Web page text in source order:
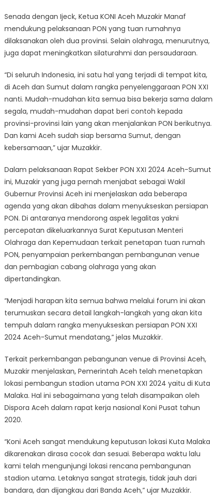
Senada dengan Ijeck, Ketua KONI Aceh Muzakir Manaf
mendukung pelaksanaan PON yang tuan rumahnya
dilaksanakan oleh dua provinsi. Selain olahraga, menurutnya,
juga dapat meningkatkan silaturahmi dan persaudaraan.
“Di seluruh Indonesia, ini satu hal yang terjadi di tempat kita,
di Aceh dan Sumut dalam rangka penyelenggaraan PON XXI
nanti. Mudah-mudahan kita semua bisa bekerja sama dalam
segala, mudah-mudahan dapat beri contoh kepada
provinsi-provinsi lain yang akan menjalankan PON berikutnya.
Dan kami Aceh sudah siap bersama Sumut, dengan
kebersamaan,” ujar Muzakkir.
Dalam pelaksanaan Rapat Sekber PON XXI 2024 Aceh-Sumut
ini, Muzakir yang juga pernah menjabat sebagai Wakil
Gubernur Provinsi Aceh ini menjelaskan ada beberapa
agenda yang akan dibahas dalam menyukseskan persiapan
PON. Di antaranya mendorong aspek legalitas yakni
percepatan dikeluarkannya Surat Keputusan Menteri
Olahraga dan Kepemudaan terkait penetapan tuan rumah
PON, penyampaian perkembangan pembangunan venue
dan pembagian cabang olahraga yang akan
dipertandingkan.
”Menjadi harapan kita semua bahwa melalui forum ini akan
terumuskan secara detail langkah-langkah yang akan kita
tempuh dalam rangka menyukseskan persiapan PON XXI
2024 Aceh-Sumut mendatang,” jelas Muzakkir.
Terkait perkembangan pebangunan venue di Provinsi Aceh,
Muzakir menjelaskan, Pemerintah Aceh telah menetapkan
lokasi pembangun stadion utama PON XXI 2024 yaitu di Kuta
Malaka. Hal ini sebagaimana yang telah disampaikan oleh
Dispora Aceh dalam rapat kerja nasional Koni Pusat tahun
2020.
“Koni Aceh sangat mendukung keputusan lokasi Kuta Malaka
dikarenakan dirasa cocok dan sesuai. Beberapa waktu lalu
kami telah mengunjungi lokasi rencana pembangunan
stadion utama. Letaknya sangat strategis, tidak jauh dari
bandara, dan dijangkau dari Banda Aceh,” ujar Muzakkir.